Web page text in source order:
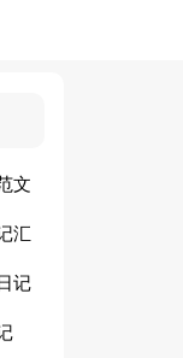
文
汇
记